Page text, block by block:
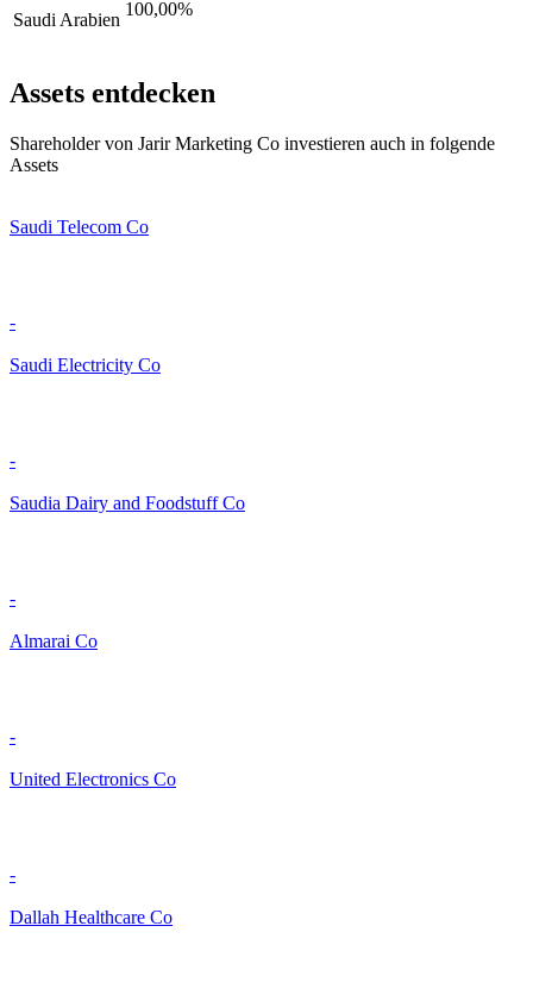
Saudi Arabien
100,00%
Assets entdecken
Shareholder von Jarir Marketing Co investieren auch in folgende
Assets
Saudi Telecom Co
-
Saudi Electricity Co
-
Saudia Dairy and Foodstuff Co
-
Almarai Co
-
United Electronics Co
-
Dallah Healthcare Co